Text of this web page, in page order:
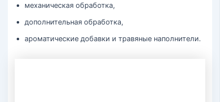
механическая обработка,
дополнительная обработка,
ароматические добавки и травяные наполнители.